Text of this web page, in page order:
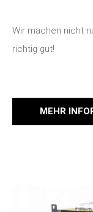
Wir machen nicht
richtig gut!
MEHR